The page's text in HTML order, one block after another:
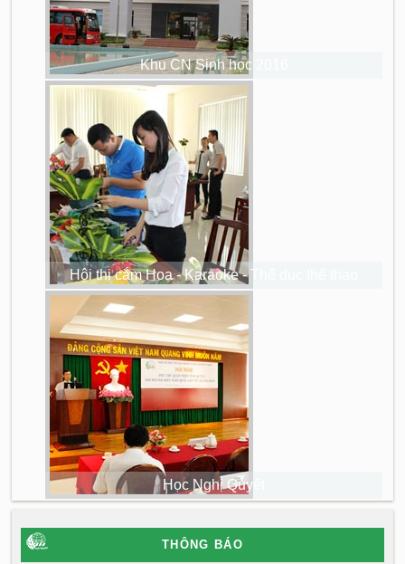
Khu CN Sinh học 2016
Hội thi cắm Hoa - Karaoke - Thể dục thể thao
Học Nghị Quyết
THÔNG BÁO